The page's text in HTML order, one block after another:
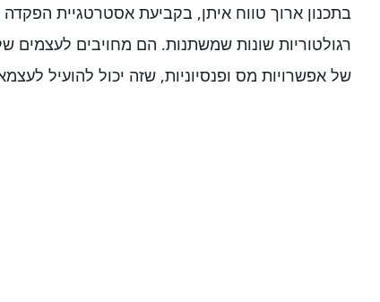
בתכנון ארוך טווח איתן, בקביעת אסטרטגיית
רגולטוריות שונות שמשתנות. הם מחויבים לעצמים
של אפשרויות מס ופנסיוניות, שזה יכול להועיל